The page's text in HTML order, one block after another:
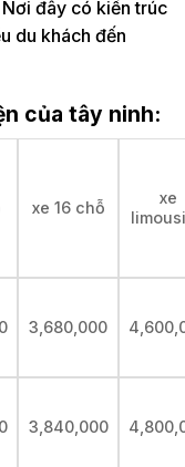
đây có kiến trúc
du khách đến
của tây ninh:
xe 16 chỗ
xe
3,680,000
3,840,000